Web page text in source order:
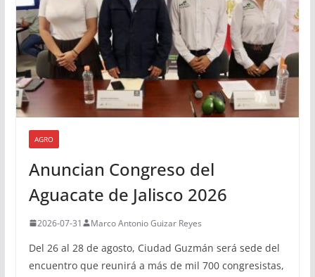
AGRO
Anuncian Congreso del
Aguacate de Jalisco 2026
2026-07-31 Marco Antonio Guizar Reyes
Del 26 al 28 de agosto, Ciudad Guzmán será sede del
encuentro que reunirá a más de mil 700 congresistas,